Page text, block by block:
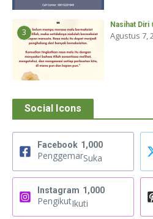
3
Nasihat Diri
Agustus 7,
Social Icons
Facebook 1,000
PenggemarSuka
Instagram 1,000
PengikutIkuti